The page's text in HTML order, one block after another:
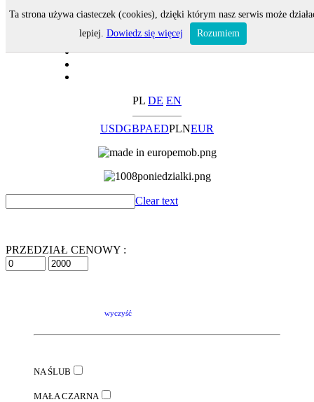
PL DE EN
USDGBPAEDPLNEUR
Clear text
PRZEDZIAŁ CENOWY :
wyczyść
NA ŚLUB
MAŁA CZARNA
Ta strona używa ciasteczek (cookies), dzięki którym nasz serwis może
lepiej. Dowiedz się więcej Rozumiem